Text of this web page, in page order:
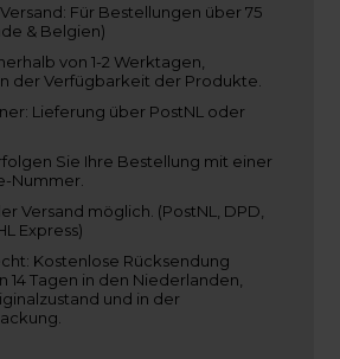
Für Bestellungen über 75
& Belgien)
von 1-2 Werktagen,
der Verfügbarkeit der Produkte.
Lieferung über PostNL oder
Sie Ihre Bestellung mit einer
Nummer.
Versand möglich. (PostNL, DPD,
Express)
Kostenlose Rücksendung
14 Tagen in den Niederlanden,
und in der